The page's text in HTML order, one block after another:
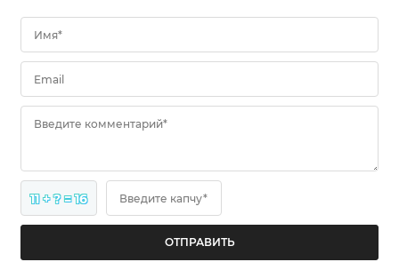
Имя*
Email
Введите комментарий*
11 + ? = 16 Введите капчу*